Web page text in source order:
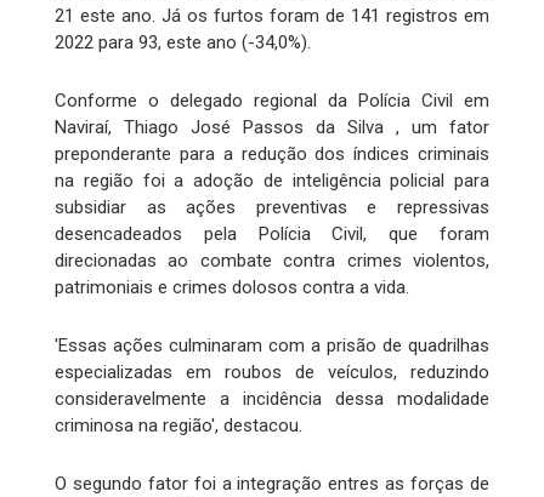
21 este ano. Já os furtos foram de 141 registros em
2022 para 93, este ano (-34,0%).
Conforme o delegado regional da Polícia Civil em
Naviraí, Thiago José Passos da Silva , um fator
preponderante para a redução dos índices criminais
na região foi a adoção de inteligência policial para
subsidiar as ações preventivas e repressivas
desencadeados pela Polícia Civil, que foram
direcionadas ao combate contra crimes violentos,
patrimoniais e crimes dolosos contra a vida.
'Essas ações culminaram com a prisão de quadrilhas
especializadas em roubos de veículos, reduzindo
consideravelmente a incidência dessa modalidade
criminosa na região', destacou.
O segundo fator foi a integração entres as forças de